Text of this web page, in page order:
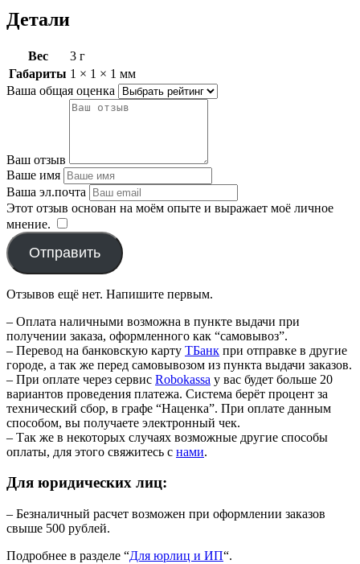
Детали
Вес
3 г
Габариты 1 × 1 × 1 мм
Ваша общая оценка
Ваш отзыв
Ваше имя
Ваша эл.почта
Этот отзыв основан на моём опыте и выражает моё личное
мнение.
Отправить
Отзывов ещё нет. Напишите первым.
– Оплата наличными возможна в пункте выдачи при
получении заказа, оформленного как “самовывоз”.
– Перевод на банковскую карту TБанк при отправке в другие
городе, а так же перед самовывозом из пункта выдачи заказов.
– При оплате через сервис Robokassa у вас будет больше 20
вариантов проведения платежа. Система берёт процент за
технический сбор, в графе “Наценка”. При оплате данным
способом, вы получаете электронный чек.
– Так же в некоторых случаях возможные другие способы
оплаты, для этого свяжитесь с нами.
Для юридических лиц:
– Безналичный расчет возможен при оформлении заказов
свыше 500 рублей.
Подробнее в разделе “Для юрлиц и ИП“.